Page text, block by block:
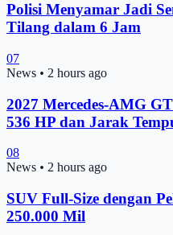
Polisi Menyamar Jadi
Tilang dalam 6 Jam
07
News • 2 hours ago
2027 Mercedes-AMG
536 HP dan Jarak
08
News • 2 hours ago
SUV Full-Size dengan
250.000 Mil